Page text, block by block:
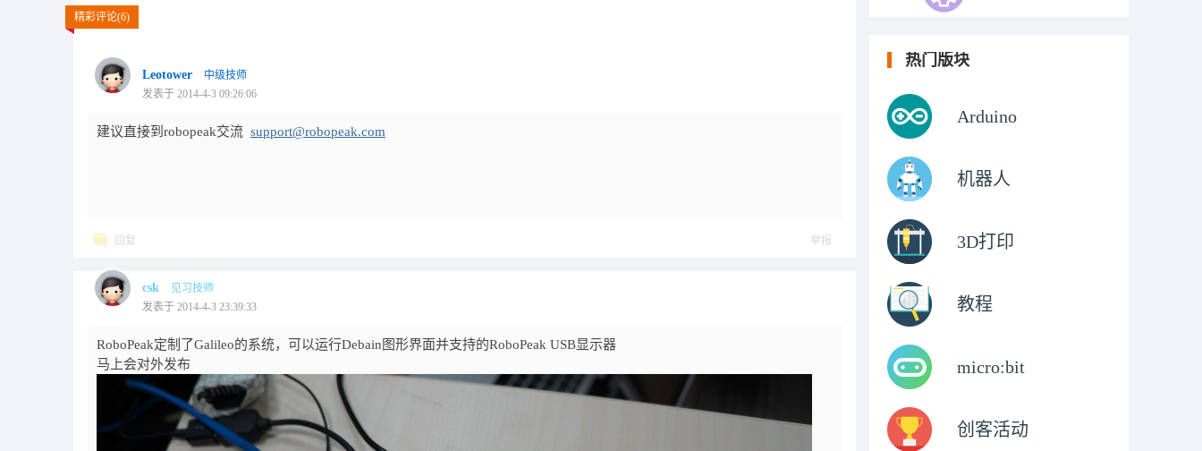
精彩评论(6)
Leotower
中级技师
发表于 2014-4-3 09:26:06
建议直接到robopeak交流 support@robopeak.com
回复 举报
csk
见习技师
发表于 2014-4-3 23:39:33
RoboPeak定制了Galileo的系统，可以运行Debain图形界面并支持的RoboPeak USB显示器
马上会对外发布
热门版块
Arduino
机器人
3D打印
教程
micro:bit
创客活动